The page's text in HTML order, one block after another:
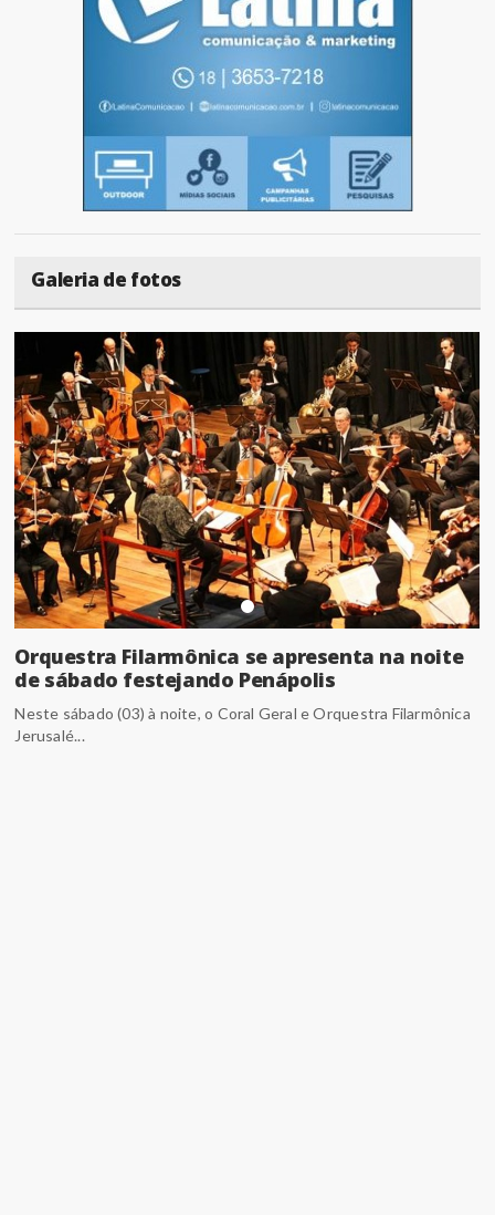
Galeria de fotos
Orquestra Filarmônica se apresenta na noite
de sábado festejando Penápolis
Neste sábado (03) à noite, o Coral Geral e Orquestra Filarmônica
Jerusalé...